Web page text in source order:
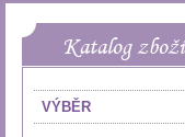
Katalog zboží
VÝBĚR